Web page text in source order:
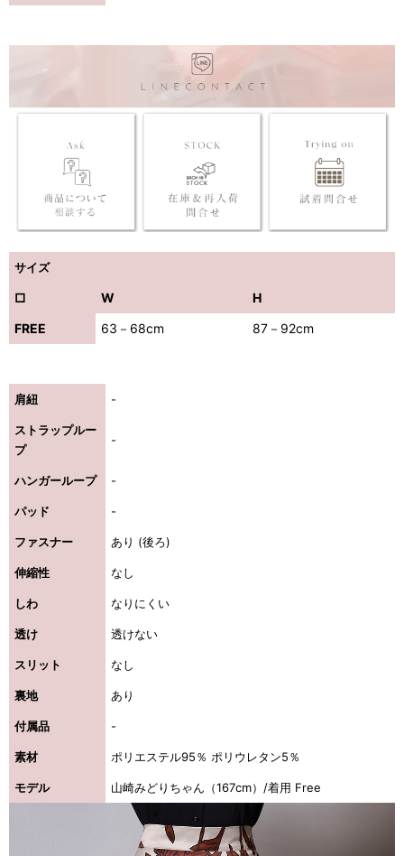
サイズ
□ W
H
FREE
63－68cm 87－92cm
肩紐 -
ストラップルー
プ
-
ハンガーループ -
パッド -
ファスナー あり (後ろ)
伸縮性 なし
しわ なりにくい
透け 透けない
スリット なし
裏地 あり
付属品 -
素材 ポリエステル95％ ポリウレタン5％
モデル 山崎みどりちゃん（167cm）/着用 Free